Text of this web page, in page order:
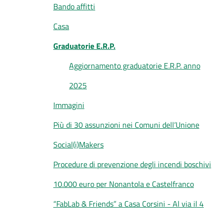
Bando affitti
Casa
Graduatorie E.R.P.
Aggiornamento graduatorie E.R.P. anno
2025
Immagini
Più di 30 assunzioni nei Comuni dell’Unione
Social(i)Makers
Procedure di prevenzione degli incendi boschivi
10.000 euro per Nonantola e Castelfranco
“FabLab & Friends” a Casa Corsini - Al via il 4